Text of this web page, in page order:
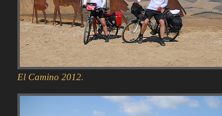
El Camino 2012.